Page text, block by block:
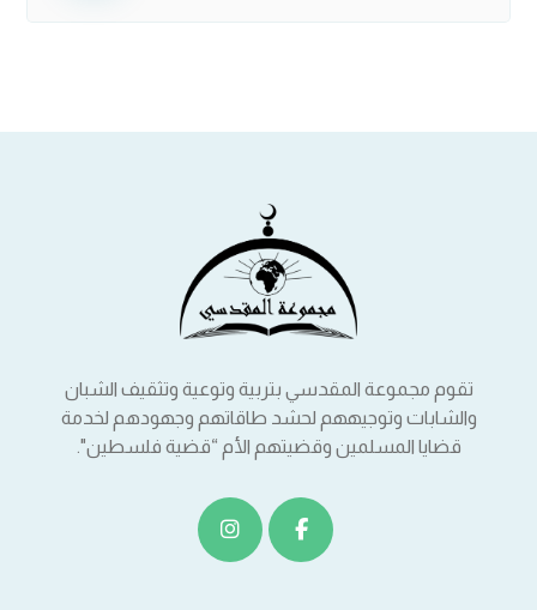
تقوم مجموعة المقدسي بتربية وتوعية وتثقيف الشبان
والشابات وتوجيههم لحشد طاقاتهم وجهودهم لخدمة
قضايا المسلمين وقضيتهم الأم “قضية فلسطين".